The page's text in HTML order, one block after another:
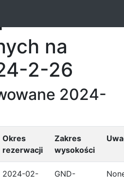
na
2-26
2024-
Okres
rezerwacji
Zakres
wysokości
2024-02-
GND-